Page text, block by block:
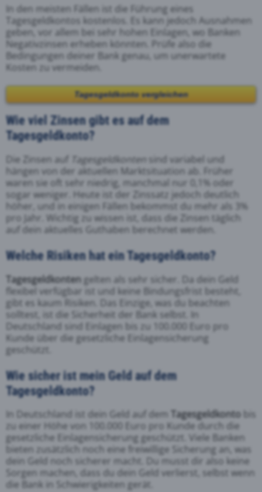
In den meisten Fällen ist die Führung eines
Tagesgeldkontos kostenlos. Es kann jedoch Ausnahmen
geben, vor allem bei sehr hohen Einlagen, wo Banken
Negativzinsen erheben könnten. Prüfe also die
Bedingungen deiner Bank genau, um unerwartete
Kosten zu vermeiden.
Tagesgeldkonto vergleichen
Wie viel Zinsen gibt es auf dem
Tagesgeldkonto?
Die Zinsen auf Tagesgeldkonten sind variabel und
hängen von der aktuellen Marktsituation ab. Früher
waren sie oft sehr niedrig, manchmal nur 0,1% oder
sogar weniger. Heute ist der Zinssatz jedoch deutlich
höher, und in einigen Fällen bekommst du mehr als 3%
pro Jahr. Wichtig zu wissen ist, dass die Zinsen täglich
auf dein aktuelles Guthaben berechnet werden.
Welche Risiken hat ein Tagesgeldkonto?
Tagesgeldkonten gelten als sehr sicher. Da dein Geld
flexibel verfügbar ist und keine Bindungsfrist besteht,
gibt es kaum Risiken. Das Einzige, was du beachten
solltest, ist die Sicherheit der Bank selbst. In
Deutschland sind Einlagen bis zu 100.000 Euro pro
Kunde über die gesetzliche Einlagensicherung
geschützt.
Wie sicher ist mein Geld auf dem
Tagesgeldkonto?
In Deutschland ist dein Geld auf dem Tagesgeldkonto bis
zu einer Höhe von 100.000 Euro pro Kunde durch die
gesetzliche Einlagensicherung geschützt. Viele Banken
bieten zusätzlich noch eine freiwillige Sicherung an, was
dein Geld noch sicherer macht. Du musst dir also keine
Sorgen machen, dass du dein Geld verlierst, selbst wenn
die Bank in Schwierigkeiten gerät.